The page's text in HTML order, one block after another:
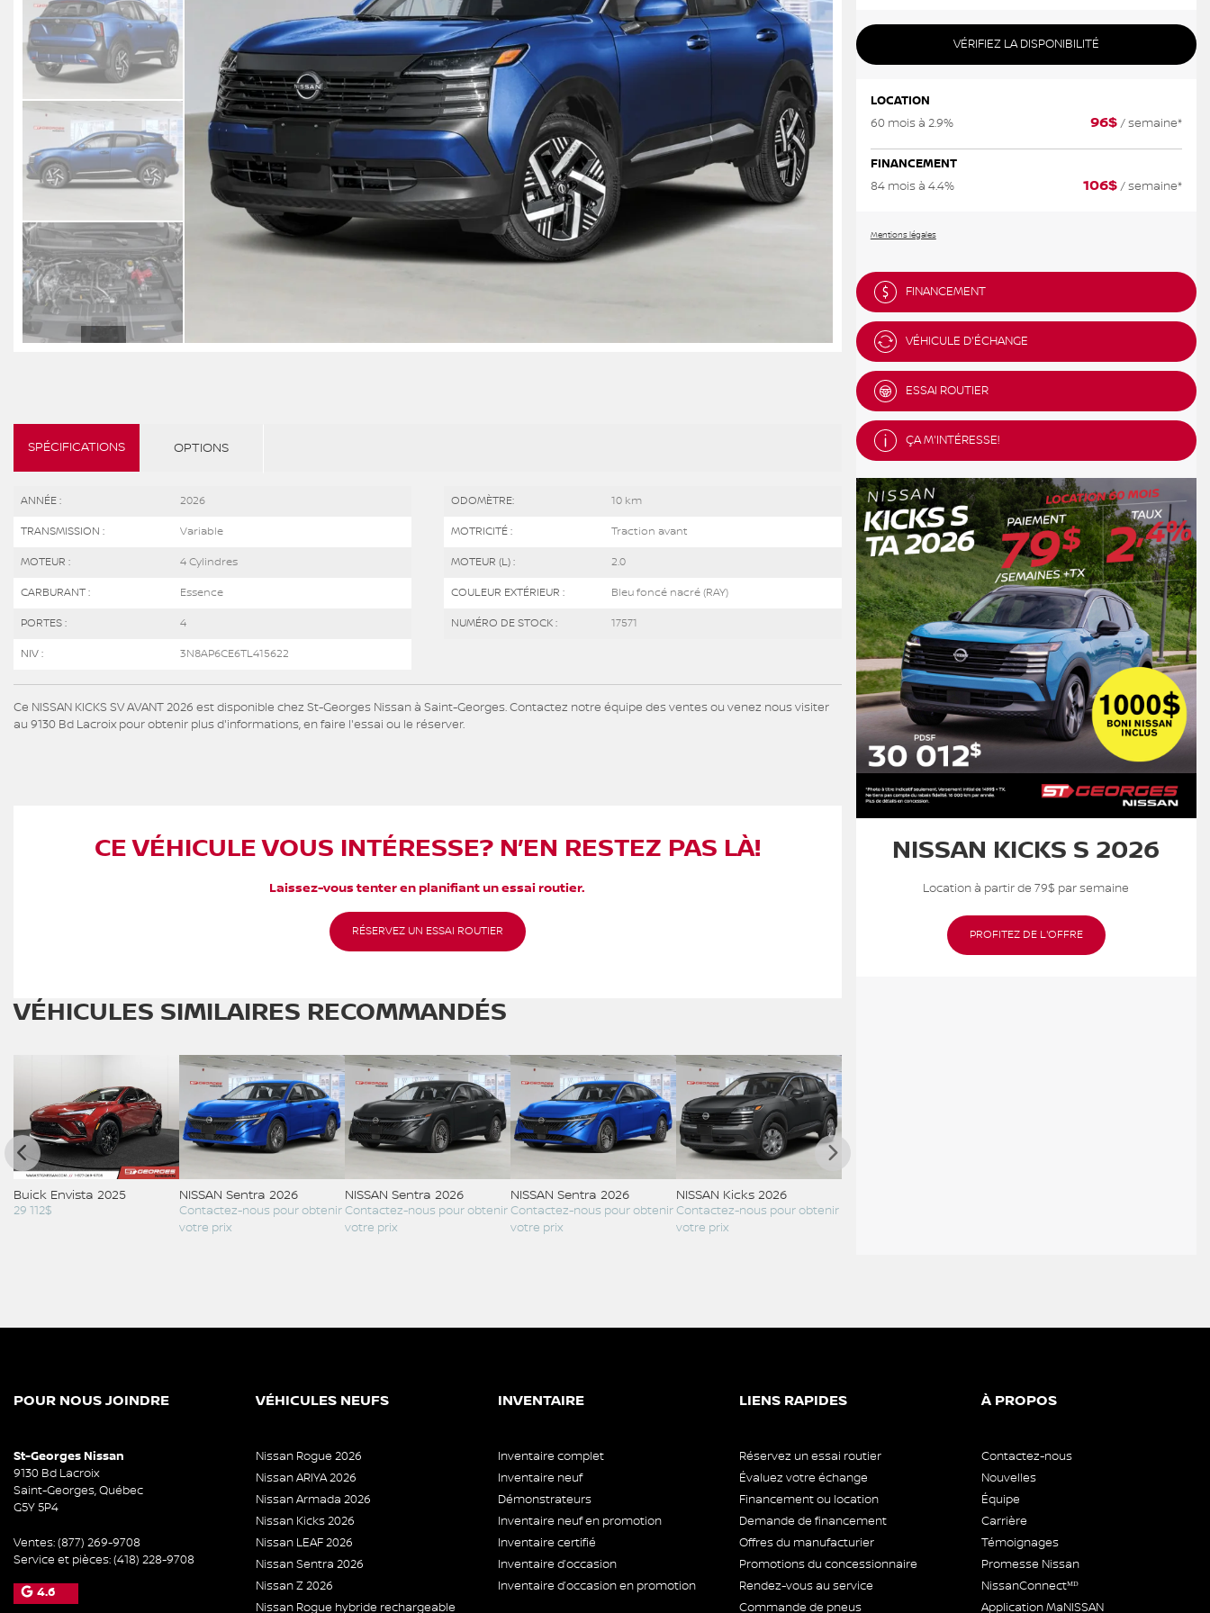
SPÉCIFICATIONS OPTIONS
ANNÉE : 2026 ODOMÈTRE: 10 km
TRANSMISSION : Variable MOTRICITÉ : Traction avant
MOTEUR : 4 Cylindres MOTEUR (L) : 2.0
CARBURANT : Essence COULEUR EXTÉRIEUR : Bleu foncé nacré (RAY)
PORTES : 4 NUMÉRO DE STOCK : 17571
NIV : 3N8AP6CE6TL415622
Ce NISSAN KICKS SV AVANT 2026 est disponible chez St-Georges Nissan à Saint-Georges. Contactez notre équipe des ventes ou venez nous visiter
au 9130 Bd Lacroix pour obtenir plus d'informations, en faire l'essai ou le réserver.
CE VÉHICULE VOUS INTÉRESSE? N’EN RESTEZ PAS LÀ!
Laissez-vous tenter en planifiant un essai routier.
RÉSERVEZ UN ESSAI ROUTIER
VÉHICULES SIMILAIRES RECOMMANDÉS
Buick Envista 2025
29 112$
NISSAN Sentra 2026
Contactez-nous pour obtenir
votre prix
NISSAN Sentra 2026
Contactez-nous pour obtenir
votre prix
NISSAN Sentra 2026
Contactez-nous pour obtenir
votre prix
NISSAN Kicks 2026
Contactez-nous pour obtenir
votre prix
VÉRIFIEZ LA DISPONIBILITÉ
LOCATION
60 mois à 2.9%
96$ / semaine*
FINANCEMENT
84 mois à 4.4%
106$ / semaine*
Mentions légales
FINANCEMENT
VÉHICULE D'ÉCHANGE
ESSAI ROUTIER
ÇA M'INTÉRESSE!
NISSAN KICKS S 2026
Location à partir de 79$ par semaine
PROFITEZ DE L'OFFRE
POUR NOUS JOINDRE
St-Georges Nissan
9130 Bd Lacroix
Saint-Georges,Québec
G5Y 5P4
Ventes:(877) 269-9708
Service et pièces:(418) 228-9708
4.6
VÉHICULES NEUFS
Nissan Rogue 2026
Nissan ARIYA 2026
Nissan Armada 2026
Nissan Kicks 2026
Nissan LEAF 2026
Nissan Sentra 2026
Nissan Z 2026
Nissan Rogue hybride rechargeable
INVENTAIRE
Inventaire complet
Inventaire neuf
Démonstrateurs
Inventaire neuf en promotion
Inventaire certifié
Inventaire d’occasion
Inventaire d’occasion en promotion
LIENS RAPIDES
Réservez un essai routier
Évaluez votre échange
Financement ou location
Demande de financement
Offres du manufacturier
Promotions du concessionnaire
Rendez-vous au service
Commande de pneus
À PROPOS
Contactez-nous
Nouvelles
Équipe
Carrière
Témoignages
Promesse Nissan
NissanConnectᴹᴰ
Application MaNISSAN